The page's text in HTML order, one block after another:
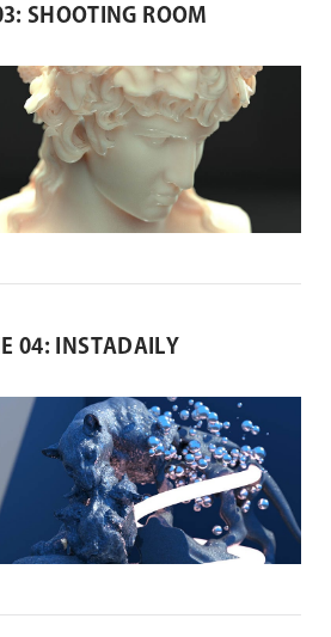
SHOOTING ROOM
04: INSTADAILY